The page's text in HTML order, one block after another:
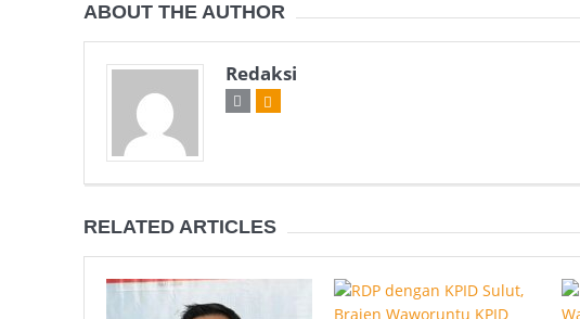
ABOUT THE AUTHOR
Redaksi
RELATED ARTICLES